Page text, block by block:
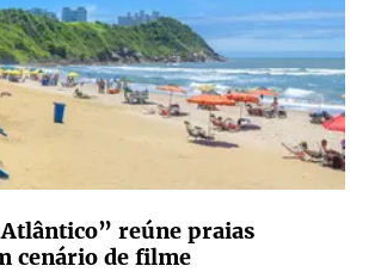
reúne praias
cenário de filme